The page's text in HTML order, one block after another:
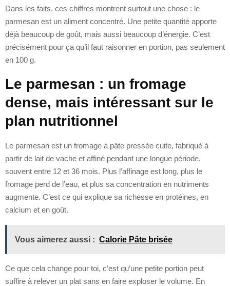
Dans les faits, ces chiffres montrent surtout une chose : le
parmesan est un aliment concentré. Une petite quantité apporte
déjà beaucoup de goût, mais aussi beaucoup d’énergie. C’est
précisément pour ça qu’il faut raisonner en portion, pas seulement
en 100 g.
Le parmesan : un fromage
dense, mais intéressant sur le
plan nutritionnel
Le parmesan est un fromage à pâte pressée cuite, fabriqué à
partir de lait de vache et affiné pendant une longue période,
souvent entre 12 et 36 mois. Plus l’affinage est long, plus le
fromage perd de l’eau, et plus sa concentration en nutriments
augmente. C’est ce qui explique sa richesse en protéines, en
calcium et en goût.
Vous aimerez aussi : Calorie Pâte brisée
Ce que cela change pour toi, c’est qu’une petite portion peut
suffire à relever un plat sans en faire exploser le volume. En